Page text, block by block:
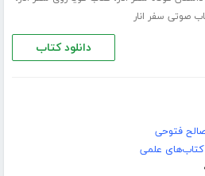
صوتی سفر انار
دانلود کتاب
فتوحی
کتاب‌های علمی